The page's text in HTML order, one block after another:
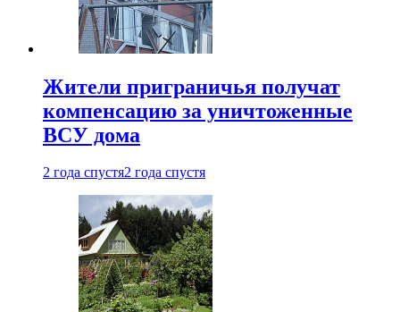
Жители приграничья получат
компенсацию за уничтоженные
ВСУ дома
2 года спустя2 года спустя